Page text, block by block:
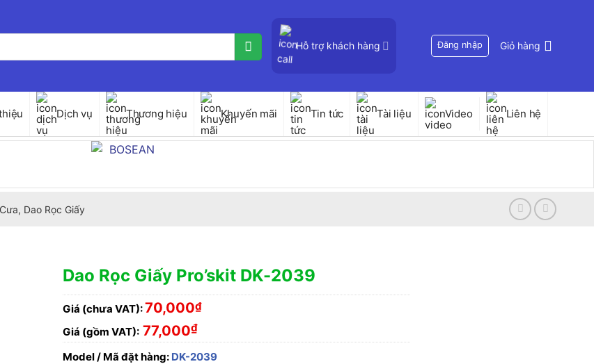
Hỗ trợ khách hàng Đăng nhập Giỏ hàng
Dịch vụ Thương hiệu Khuyến mãi Tin tức Tài liệu Video Liên hệ
Dao Rọc Giấy
Dao Rọc Giấy Pro’skit DK-2039
Giá (chưa VAT):70,000₫
Giá (gồm VAT): 77,000₫
Model / Mã đặt hàng: DK-2039